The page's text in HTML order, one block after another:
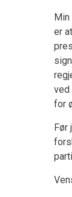
Min
er
ved
for
Før